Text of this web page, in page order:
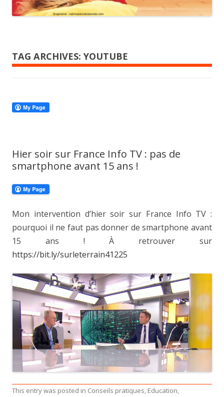
TAG ARCHIVES: YOUTUBE
Hier soir sur France Info TV : pas de
smartphone avant 15 ans !
Mon intervention d’hier soir sur France Info TV :
pourquoi il ne faut pas donner de smartphone avant
15 ans ! À retrouver sur
https://bit.ly/surleterrain41225
This entry was posted in Conseils pratiques, Education,